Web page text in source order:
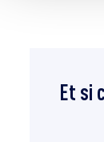
Et si